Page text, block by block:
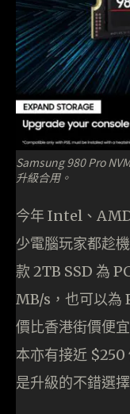
Samsung 980 Pro
升級合用。
今年 Intel、
少電腦玩家都趁
款 2TB SSD 為
MB/s，也可以為
價比香港街價便宜
本亦有接近 $250
是升級的不錯選擇